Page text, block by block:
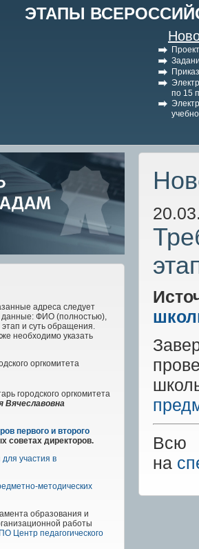
ЭТАПЫ
по 15
адреса следует
данные: ФИО (полностью),
и суть обращения.
необходимо указать
оргкомитета
городского оргкомитета
Вячеславовна
первого и второго
советах директоров.
участия в
методических
образования и
работы
Центр педагогического
Всю
на